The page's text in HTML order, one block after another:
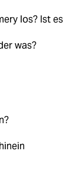
los? Ist es
was?